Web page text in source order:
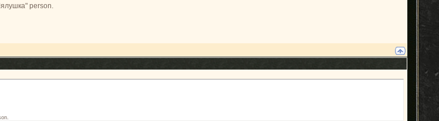
person.